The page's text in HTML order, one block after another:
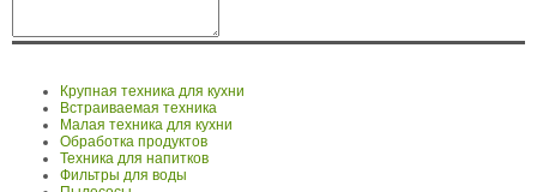
Крупная техника для кухни
Встраиваемая техника
Малая техника для кухни
Обработка продуктов
Техника для напитков
Фильтры для воды